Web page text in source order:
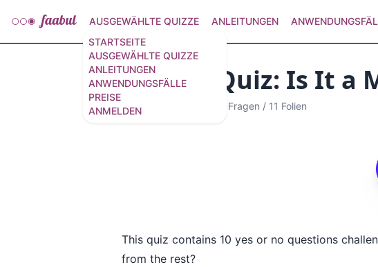
STARTSEITE
AUSGEWÄHLTE QUIZZE
ANLEITUNGEN
ANWENDUNGSFÄLLE
PREISE
ANMELDEN
AUSGEWÄHLTE QUIZZE ANLEITUNGEN
Animal Quiz: Is It a
Erzähltes Quiz 10 Fragen / 11 Folien
This quiz contains 10 yes or no questions
from the rest?